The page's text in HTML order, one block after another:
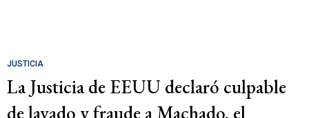
JUSTICIA
La Justicia de EEUU declaró culpable
de lavado y fraude a Machado, el